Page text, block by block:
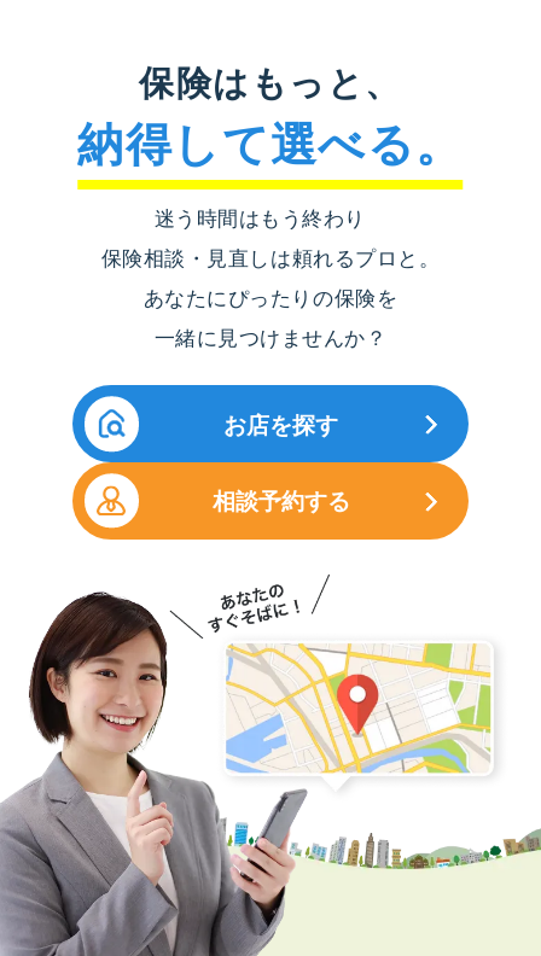
保険はもっと、
納得して選べる。
迷う時間はもう終わり
保険相談・見直しは頼れるプロと。
あなたにぴったりの保険を
一緒に見つけませんか？
お店を探す
相談予約する